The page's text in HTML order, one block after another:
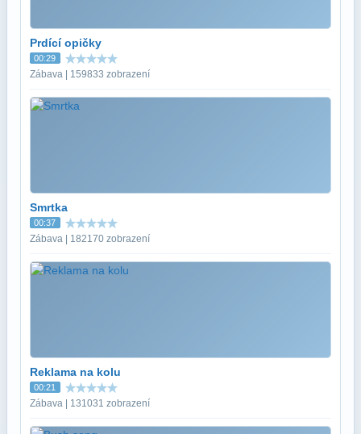
Prdící opičky
00:29
Zábava | 159833 zobrazení
Smrtka
00:37
Zábava | 182170 zobrazení
Reklama na kolu
00:21
Zábava | 131031 zobrazení